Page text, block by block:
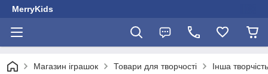
MerryKids
Магазин іграшок Товари для творчості Інша творчість